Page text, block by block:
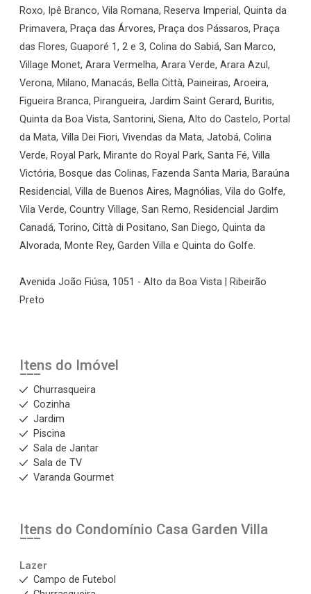
Roxo, Ipê Branco, Vila Romana, Reserva Imperial, Quinta da
Primavera, Praça das Árvores, Praça dos Pássaros, Praça
das Flores, Guaporé 1, 2 e 3, Colina do Sabiá, San Marco,
Village Monet, Arara Vermelha, Arara Verde, Arara Azul,
Verona, Milano, Manacás, Bella Città, Paineiras, Aroeira,
Figueira Branca, Pirangueira, Jardim Saint Gerard, Buritis,
Quinta da Boa Vista, Santorini, Siena, Alto do Castelo, Portal
da Mata, Villa Dei Fiori, Vivendas da Mata, Jatobá, Colina
Verde, Royal Park, Mirante do Royal Park, Santa Fé, Villa
Victória, Bosque das Colinas, Fazenda Santa Maria, Baraúna
Residencial, Villa de Buenos Aires, Magnólias, Vila do Golfe,
Vila Verde, Country Village, San Remo, Residencial Jardim
Canadá, Torino, Città di Positano, San Diego, Quinta da
Alvorada, Monte Rey, Garden Villa e Quinta do Golfe.
Avenida João Fiúsa, 1051 - Alto da Boa Vista | Ribeirão
Preto
Itens do Imóvel
Churrasqueira
Cozinha
Jardim
Piscina
Sala de Jantar
Sala de TV
Varanda Gourmet
Itens do Condomínio Casa Garden Villa
Lazer
Campo de Futebol